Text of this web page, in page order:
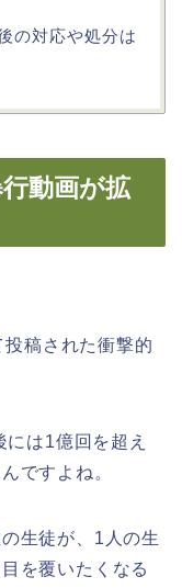
の対応や処分は
動画が拡
稿された衝撃的
は1億回を超え
ですよね。
生徒が、1人の生
を覆いたくなる